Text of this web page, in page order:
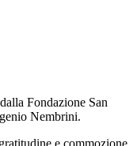
Fondazione San
Nembrini.
e commozione